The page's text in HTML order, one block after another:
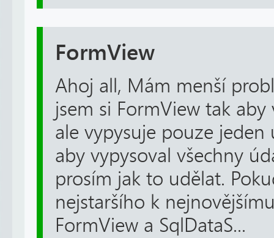
FormView
Ahoj all, Mám menší
jsem si FormView tak
ale vypysuje pouze
aby vypysoval všechny
prosím jak to udělat.
nejstaršího k
FormView a SqlDataS...